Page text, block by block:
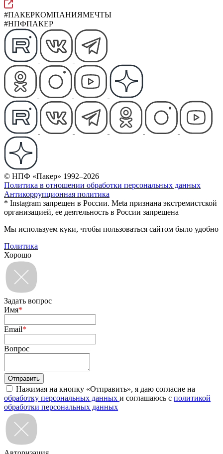
#ПАКЕРКОМПАНИЯМЕЧТЫ
#НПФПАКЕР
© НПФ «Пакер» 1992–2026
Политика в отношении обработки персональных данных
Антикоррупционная политика
* Instagram запрещен в России. Meta признана экстремистской
организацией, ее деятельность в России запрещена
Мы используем куки, чтобы пользоваться сайтом было удобно
Политика
Хорошо
Задать вопрос
Имя*
Email*
Вопрос
Нажимая на кнопку «Отправить», я даю согласие на
обработку персональных данных и соглашаюсь с политикой
обработки персональных данных